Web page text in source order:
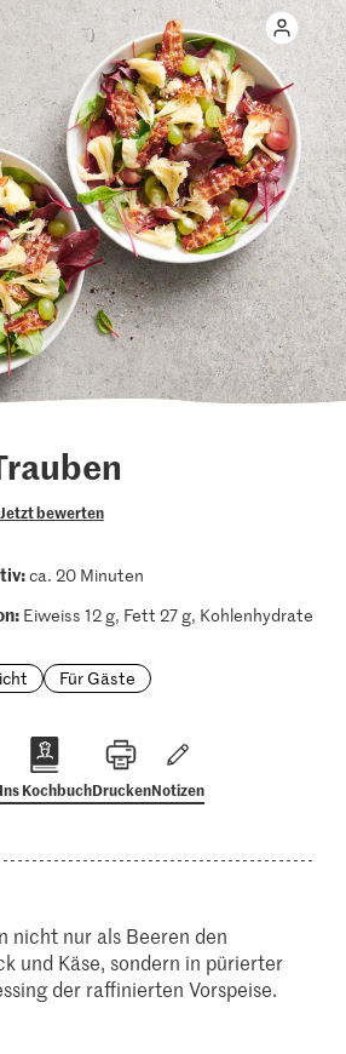
Jetzt bewerten
ca. 20 Minuten
Eiweiss 12 g, Fett 27 g, Kohlenhydrate
Für Gäste
KochbuchDruckenNotizen
nicht nur als Beeren den
und Käse, sondern in pürierter
der raffinierten Vorspeise.